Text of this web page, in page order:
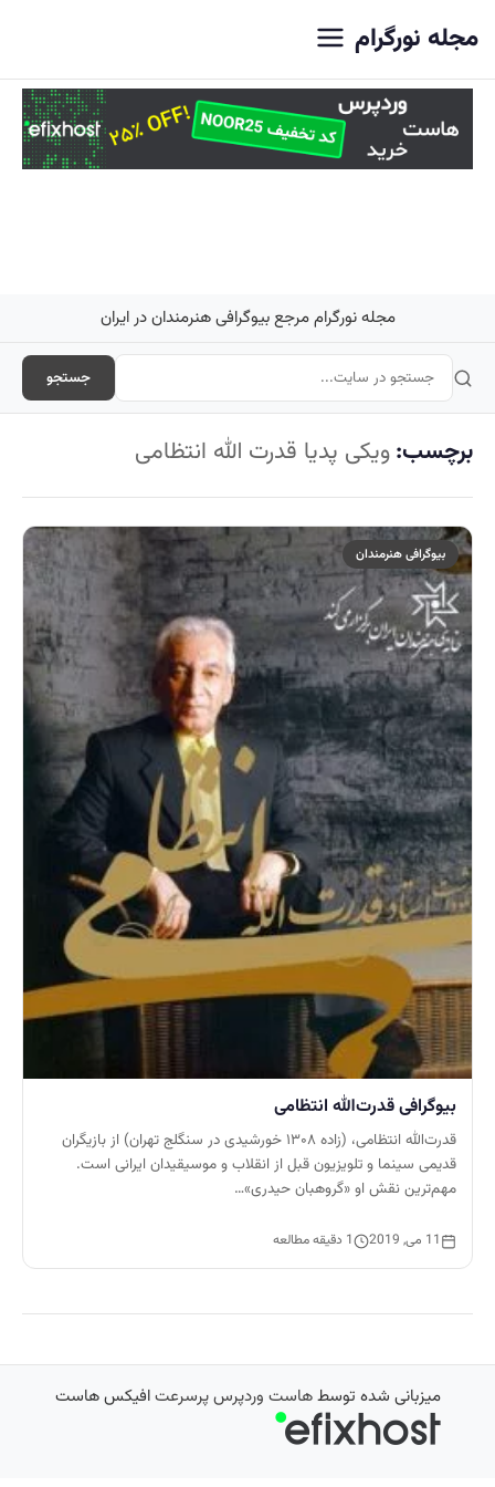
مجله نورگرام
مجله نورگرام مرجع بیوگرافی هنرمندان در ایران
جستجو
برچسب:ویکی پدیا قدرت الله انتظامی
بیوگرافی هنرمندان
بیوگرافی قدرت‌الله انتظامی
قدرت‌الله انتظامی، (زاده ۱۳۰۸ خورشیدی در سنگلج تهران) از بازیگران
قدیمی سینما و تلویزیون قبل از انقلاب و موسیقیدان ایرانی است.
مهم‌ترین نقش او «گروهبان حیدری»…
11 می, 2019 1 دقیقه مطالعه
میزبانی شده توسطهاست وردپرس پرسرعتافیکس هاست